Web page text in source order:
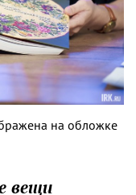
на обложке
вещи